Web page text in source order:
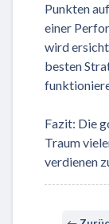
Punkten
einer
wird
besten
Fazit: Die
Traum
verdienen